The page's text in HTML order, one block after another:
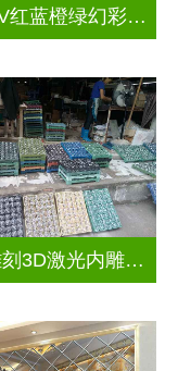
彩色UV红蓝橙绿幻彩炫彩渐变玻璃
立体雕刻3D激光内雕玻璃